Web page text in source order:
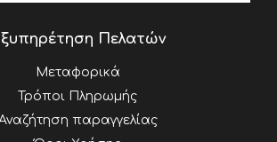
Πελατών
Μεταφορικά
Τρόποι Πληρωμής
παραγγελίας